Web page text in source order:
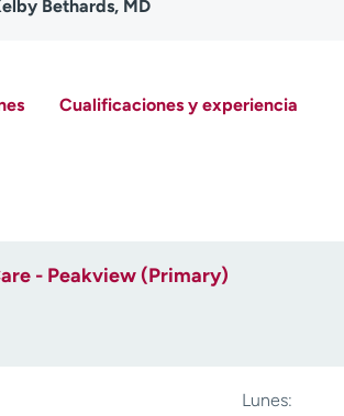
Bethards, MD
Cualificaciones y experiencia
- Peakview (Primary)
Lunes: